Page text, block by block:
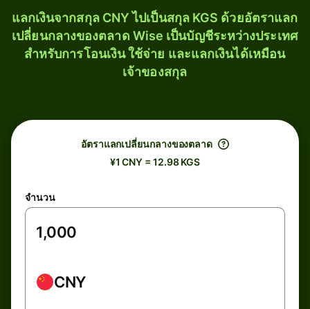
แลกเงินจากสกุล CNY ไปเป็นสกุล KGS ด้วยอัตราแลก
เปลี่ยนกลางของตลาด Wise เป็นบัญชีระหว่างประเทศ
สำหรับการโอนเงิน ใช้จ่าย และแลกเงินได้เหมือน
เจ้าของสกุล
อัตราแลกเปลี่ยนกลางของตลาด
¥1 CNY = 12.98 KGS
จำนวน
CNY